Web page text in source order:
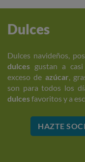
Dulces
Dulces navideños,
dulces gustan a
exceso de azúcar,
son para todos los
dulcesfavoritos y a
HAZTE